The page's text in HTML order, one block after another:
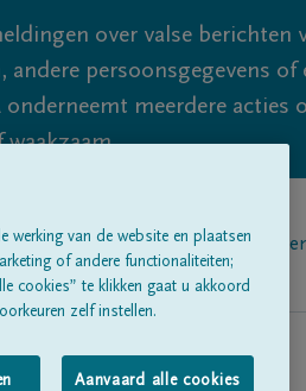
over valse berichten
persoonsgegevens
meerdere acties
Over ons
werking van de website en plaatsen
of andere functionaliteiten;
cookies” te klikken gaat u akkoord
zelf instellen.
Aanvaard alle cookies